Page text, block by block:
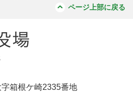
ページ上部に戻る
箱根ケ崎2335番地